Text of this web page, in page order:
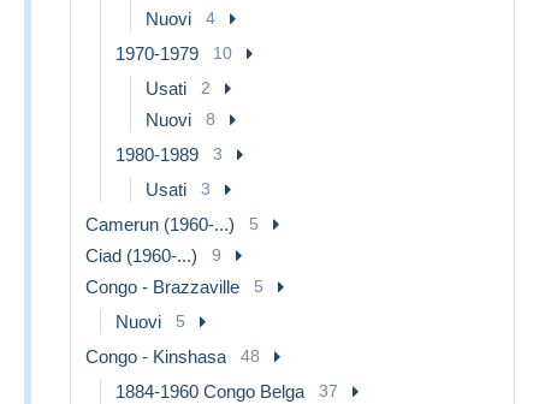
Nuovi 4
1970-1979 10
Usati 2
Nuovi 8
1980-1989 3
Usati 3
Camerun (1960-...) 5
Ciad (1960-...) 9
Congo - Brazzaville 5
Nuovi 5
Congo - Kinshasa 48
1884-1960 Congo Belga 37